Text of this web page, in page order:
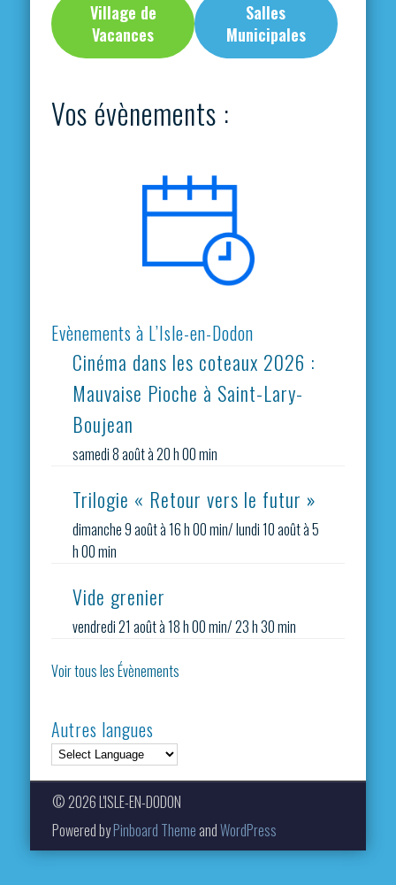
Village de
Vacances
Salles
Municipales
Vos évènements :
Evènements à L’Isle-en-Dodon
Cinéma dans les coteaux 2026 :
Mauvaise Pioche à Saint-Lary-
Boujean
samedi 8 août à 20 h 00 min
Trilogie « Retour vers le futur »
dimanche 9 août à 16 h 00 min/lundi 10 août à 5
h 00 min
Vide grenier
vendredi 21 août à 18 h 00 min/23 h 30 min
Voir tous les Évènements
Autres langues
© 2026 L'ISLE-EN-DODON
Powered byPinboard Theme andWordPress